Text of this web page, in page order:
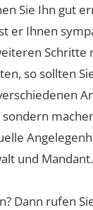
Sie Ihn gut
er Ihnen
so sollten
und
Dann rufen